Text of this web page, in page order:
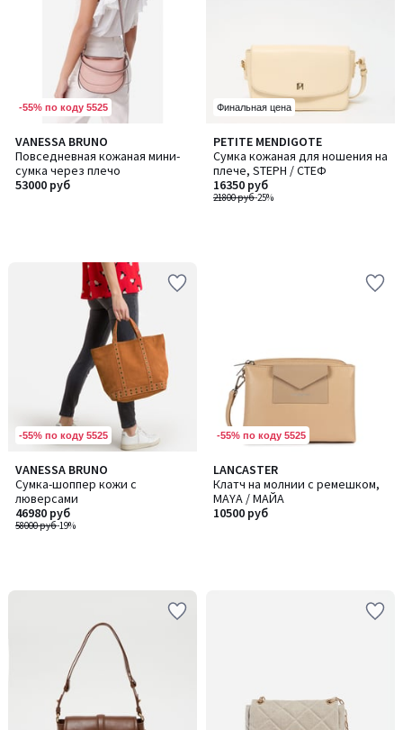
-55% по коду 5525
VANESSA BRUNO
Повседневная кожаная мини-
сумка через плечо
53000 руб
Финальная цена
PETITE MENDIGOTE
Сумка кожаная для ношения на
плече, STEPH / СТЕФ
21800 руб-25%
16350 руб
-55% по коду 5525
VANESSA BRUNO
Сумка-шоппер кожи с
люверсами
58000 руб-19%
46980 руб
-55% по коду 5525
LANCASTER
Клатч на молнии с ремешком,
MAYA / МАЙА
10500 руб